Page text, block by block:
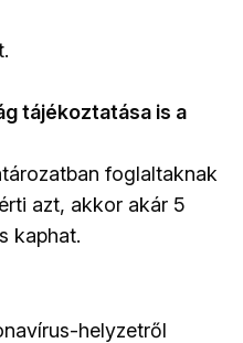
tájékoztatása is a
foglaltaknak
azt, akkor akár 5
kaphat.
helyzetről